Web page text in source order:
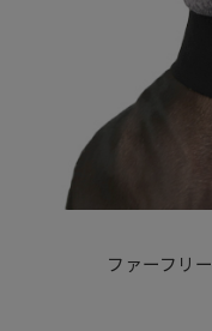
ファーフリ